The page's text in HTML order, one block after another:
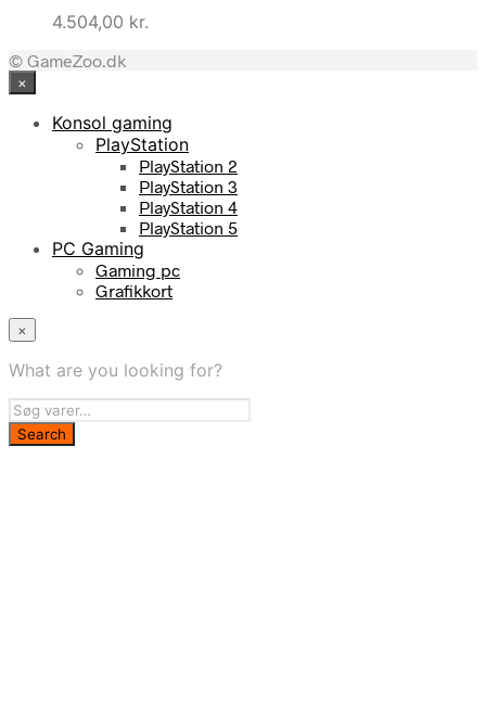
4.504,00 kr.
© GameZoo.dk
×
Konsol gaming
PlayStation
PlayStation 2
PlayStation 3
PlayStation 4
PlayStation 5
PC Gaming
Gaming pc
Grafikkort
×
What are you looking for?